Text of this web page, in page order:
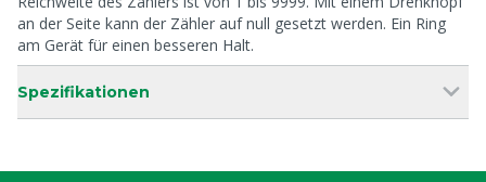
an der Seite kann der Zähler auf null gesetzt werden. Ein Ring
am Gerät für einen besseren Halt.
Spezifikationen